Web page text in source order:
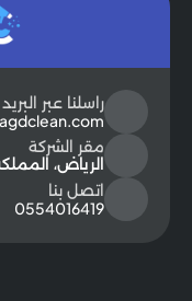
راسلنا عبر البريد
مقر الشركة
الرياض،
اتصل بنا
0554016419